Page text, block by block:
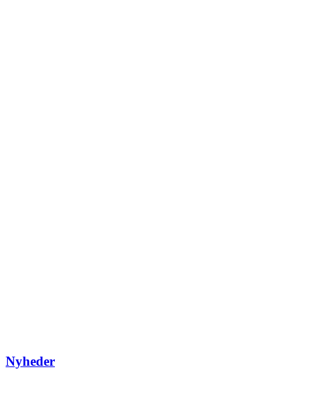
Nyheder